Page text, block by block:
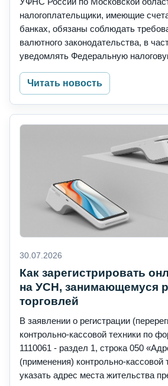
налогоплательщики, имеющие
банках, обязаны соблюдать
валютного законодательства, в
уведомлять Федеральную
Читать новость
30.07.2026
Как зарегистрировать
на УСН, занимающемуся
торговлей
В заявлении о регистрации
контрольно-кассовой техники по
1110061 - раздел 1, строка 050
(применения) контрольно-кассовой
указать адрес места жительства